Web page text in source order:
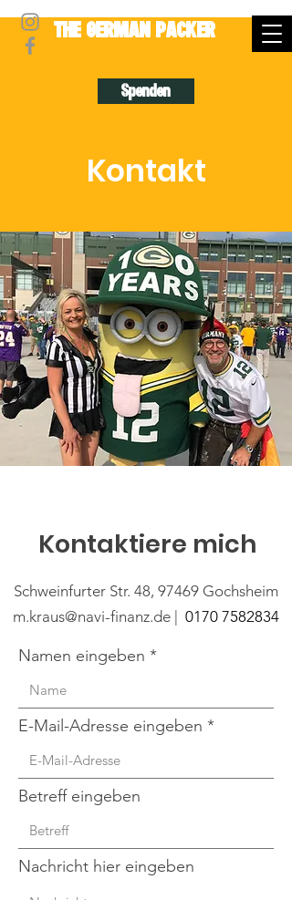
THE GERMAN PACKER
Spenden
Kontakt
Kontaktiere mich
Schweinfurter Str. 48, 97469 Gochsheim
m.kraus@navi-finanz.de |
0170 7582834
Namen eingeben
E-Mail-Adresse eingeben
Betreff eingeben
Nachricht hier eingeben